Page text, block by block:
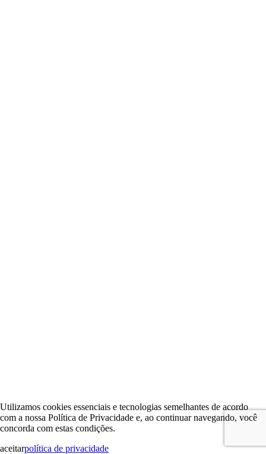
Utilizamos cookies essenciais e tecnologias semelhantes de acordo
com a nossa Política de Privacidade e, ao continuar navegando, você
concorda com estas condições.
aceitarpolítica de privacidade